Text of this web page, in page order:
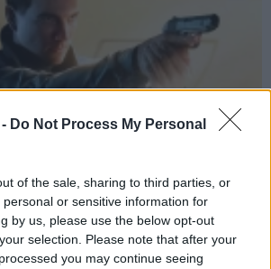
Do Not Process My Personal
of the sale, sharing to third parties, or
or sensitive information for
by us, please use the below opt-out
selection. Please note that after your
you may continue seeing
James Bond, az Amazon MGM
a keresést
Bond-játéka lett a 007 First Light.